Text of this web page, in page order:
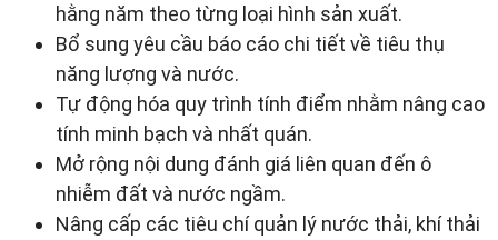
hằng năm theo từng loại hình sản xuất.
Bổ sung yêu cầu báo cáo chi tiết về tiêu thụ
năng lượng và nước.
Tự động hóa quy trình tính điểm nhằm nâng cao
tính minh bạch và nhất quán.
Mở rộng nội dung đánh giá liên quan đến ô
nhiễm đất và nước ngầm.
Nâng cấp các tiêu chí quản lý nước thải, khí thải